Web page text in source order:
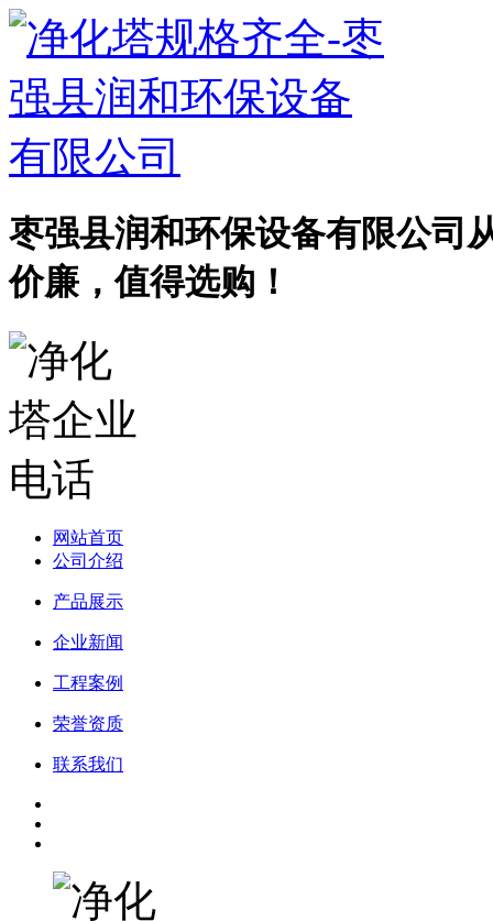
枣强县润和环保设备有限公司
价廉，值得选购！
网站首页
公司介绍
产品展示
企业新闻
工程案例
荣誉资质
联系我们